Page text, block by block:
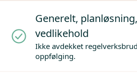
Generelt,
vedlikehold
Ikke avdekket
oppfølging.